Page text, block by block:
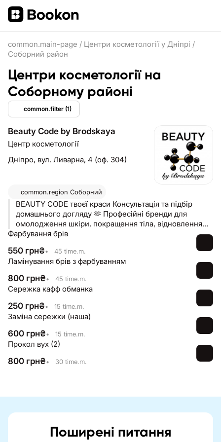
common.main-page / Центри косметології у Дніпрі /
Соборний район
Центри косметології на
Соборному районі
common.filter (1)
Beauty Code by Brodskaya
Центр косметології
Дніпро, вул. Ливарна, 4 (оф. 304)
common.region Соборний
BEAUTY CODE твоєї краси Консультація та підбір
домашнього догляду 🫶 Професійні бренди для
омолодження шкіри, покращення тіла, відновлення
волосся 🔝
Фарбування брів
550 грн₴• 45 time.m.
Ламінування брів з фарбуванням
800 грн₴• 45 time.m.
Сережка кафф обманка
250 грн₴• 15 time.m.
Заміна сережки (наша)
600 грн₴• 15 time.m.
Прокол вух (2)
800 грн₴• 30 time.m.
Поширені питання